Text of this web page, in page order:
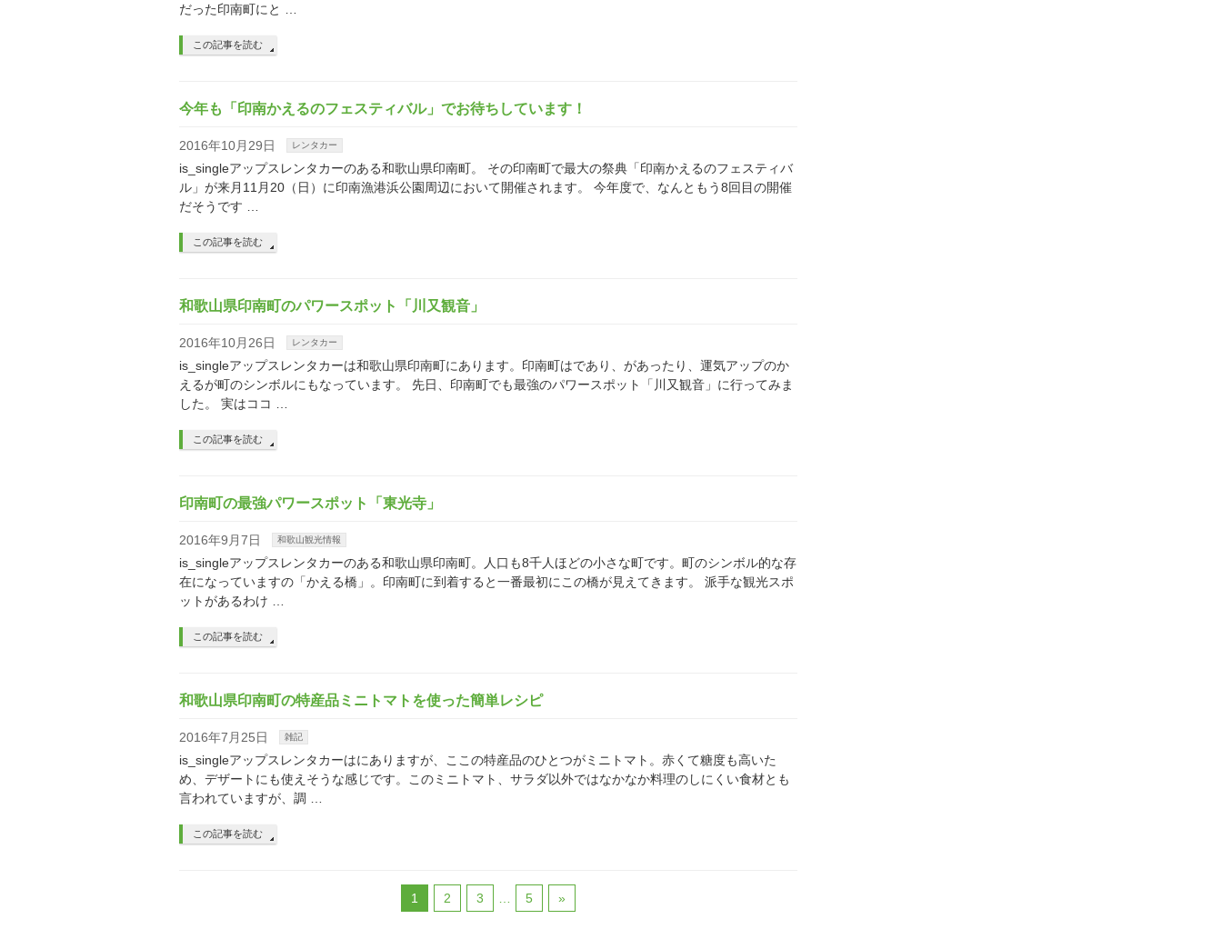
だった印南町にと …
この記事を読む
今年も「印南かえるのフェスティバル」でお待ちしています！
2016年10月29日 レンタカー
is_singleアップスレンタカーのある和歌山県印南町。 その印南町で最大の祭典「印南かえるのフェスティバ
ル」が来月11月20（日）に印南漁港浜公園周辺において開催されます。 今年度で、なんともう8回目の開催
だそうです …
この記事を読む
和歌山県印南町のパワースポット「川又観音」
2016年10月26日 レンタカー
is_singleアップスレンタカーは和歌山県印南町にあります。印南町はであり、があったり、運気アップのか
えるが町のシンボルにもなっています。 先日、印南町でも最強のパワースポット「川又観音」に行ってみま
した。 実はココ …
この記事を読む
印南町の最強パワースポット「東光寺」
2016年9月7日 和歌山観光情報
is_singleアップスレンタカーのある和歌山県印南町。人口も8千人ほどの小さな町です。町のシンボル的な存
在になっていますの「かえる橋」。印南町に到着すると一番最初にこの橋が見えてきます。 派手な観光スポ
ットがあるわけ …
この記事を読む
和歌山県印南町の特産品ミニトマトを使った簡単レシピ
2016年7月25日 雑記
is_singleアップスレンタカーはにありますが、ここの特産品のひとつがミニトマト。赤くて糖度も高いた
め、デザートにも使えそうな感じです。このミニトマト、サラダ以外ではなかなか料理のしにくい食材とも
言われていますが、調 …
この記事を読む
1 2 3 5 »